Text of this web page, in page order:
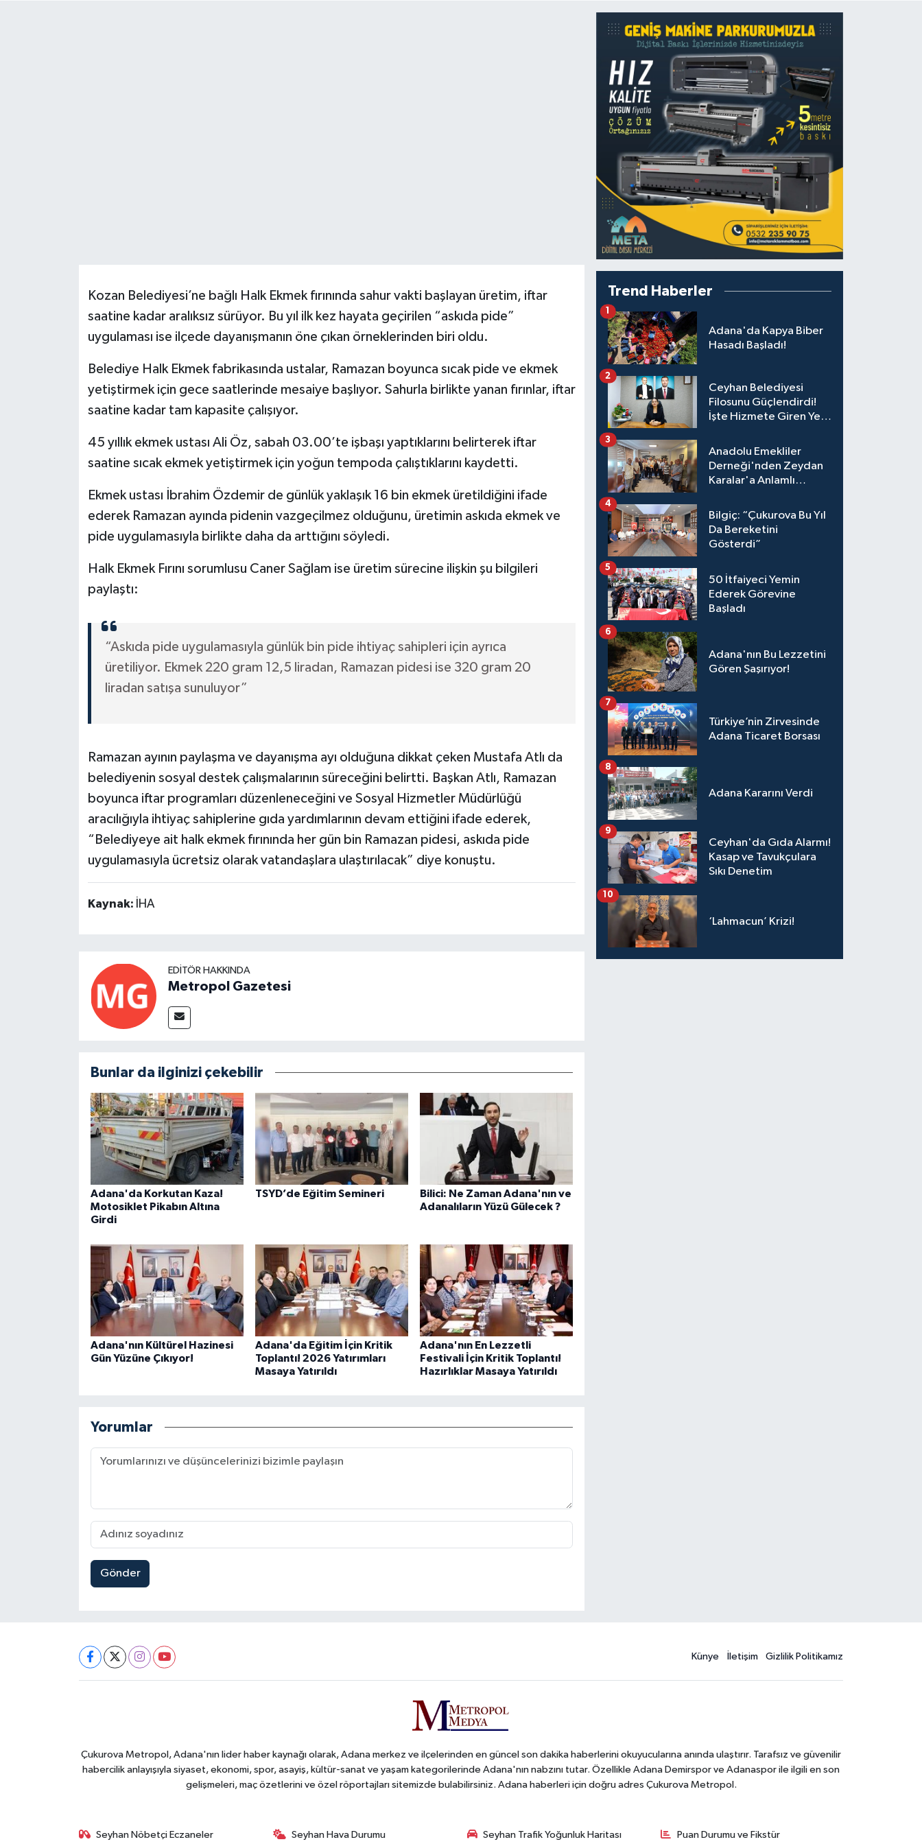
Kozan Belediyesi’ne bağlı Halk Ekmek fırınında sahur vakti başlayan üretim, iftar
saatine kadar aralıksız sürüyor. Bu yıl ilk kez hayata geçirilen “askıda pide”
uygulaması ise ilçede dayanışmanın öne çıkan örneklerinden biri oldu.
Belediye Halk Ekmek fabrikasında ustalar, Ramazan boyunca sıcak pide ve ekmek
yetiştirmek için gece saatlerinde mesaiye başlıyor. Sahurla birlikte yanan fırınlar, iftar
saatine kadar tam kapasite çalışıyor.
45 yıllık ekmek ustası Ali Öz, sabah 03.00’te işbaşı yaptıklarını belirterek iftar
saatine sıcak ekmek yetiştirmek için yoğun tempoda çalıştıklarını kaydetti.
Ekmek ustası İbrahim Özdemir de günlük yaklaşık 16 bin ekmek üretildiğini ifade
ederek Ramazan ayında pidenin vazgeçilmez olduğunu, üretimin askıda ekmek ve
pide uygulamasıyla birlikte daha da arttığını söyledi.
Halk Ekmek Fırını sorumlusu Caner Sağlam ise üretim sürecine ilişkin şu bilgileri
paylaştı:
“Askıda pide uygulamasıyla günlük bin pide ihtiyaç sahipleri için ayrıca
üretiliyor. Ekmek 220 gram 12,5 liradan, Ramazan pidesi ise 320 gram 20
liradan satışa sunuluyor”
Ramazan ayının paylaşma ve dayanışma ayı olduğuna dikkat çeken Mustafa Atlı da
belediyenin sosyal destek çalışmalarının süreceğini belirtti. Başkan Atlı, Ramazan
boyunca iftar programları düzenleneceğini ve Sosyal Hizmetler Müdürlüğü
aracılığıyla ihtiyaç sahiplerine gıda yardımlarının devam ettiğini ifade ederek,
“Belediyeye ait halk ekmek fırınında her gün bin Ramazan pidesi, askıda pide
uygulamasıyla ücretsiz olarak vatandaşlara ulaştırılacak” diye konuştu.
Kaynak: İHA
EDITÖR HAKKINDA
Metropol Gazetesi
Bunlar da ilginizi çekebilir
Adana'da Korkutan Kaza!
Motosiklet Pikabın Altına
Girdi
TSYD’de Eğitim Semineri
Bilici: Ne Zaman Adana'nın ve
Adanalıların Yüzü Gülecek ?
Adana'nın Kültürel Hazinesi
Gün Yüzüne Çıkıyor!
Adana'da Eğitim İçin Kritik
Toplantı! 2026 Yatırımları
Masaya Yatırıldı
Adana'nın En Lezzetli
Festivali İçin Kritik Toplantı!
Hazırlıklar Masaya Yatırıldı
Yorumlar
Gönder
Trend Haberler
Adana'da Kapya Biber
Hasadı Başladı!
1
Ceyhan Belediyesi
Filosunu Güçlendirdi!
İşte Hizmete Giren Yeni
2
Anadolu Emekliler
Derneği'nden Zeydan
Karalar'a Anlamlı
3
Bilgiç: “Çukurova Bu Yıl
Da Bereketini
Gösterdi”
4
50 İtfaiyeci Yemin
Ederek Görevine
Başladı
5
Adana'nın Bu Lezzetini
Gören Şaşırıyor!
6
Türkiye’nin Zirvesinde
Adana Ticaret Borsası
7
Adana Kararını Verdi
8
Ceyhan'da Gıda Alarmı!
Kasap ve Tavukçulara
Sıkı Denetim
9
‘Lahmacun’ Krizi!
10
Künye İletişim Gizlilik Politikamız
Çukurova Metropol, Adana'nın lider haber kaynağı olarak, Adana merkez ve ilçelerinden en güncel son dakika haberlerini okuyucularına anında ulaştırır. Tarafsız ve güvenilir
habercilik anlayışıyla siyaset, ekonomi, spor, asayiş, kültür-sanat ve yaşam kategorilerinde Adana'nın nabzını tutar. Özellikle Adana Demirspor ve Adanaspor ile ilgili en son
gelişmeleri, maç özetlerini ve özel röportajları sitemizde bulabilirsiniz. Adana haberleri için doğru adres Çukurova Metropol.
Seyhan Nöbetçi Eczaneler Seyhan Hava Durumu Seyhan Trafik Yoğunluk Haritası Puan Durumu ve Fikstür